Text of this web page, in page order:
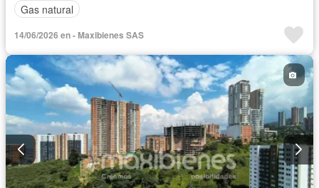
Gas natural
14/06/2026 en - Maxibienes SAS